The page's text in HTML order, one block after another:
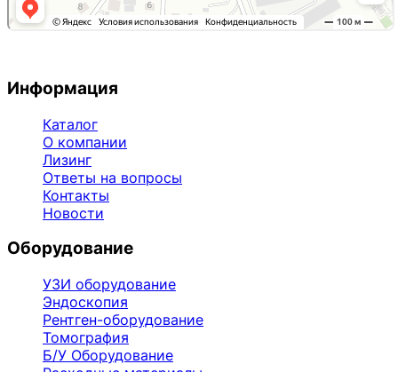
Информация
Каталог
О компании
Лизинг
Ответы на вопросы
Контакты
Новости
Оборудование
УЗИ оборудование
Эндоскопия
Рентген-оборудование
Томография
Б/У Оборудование